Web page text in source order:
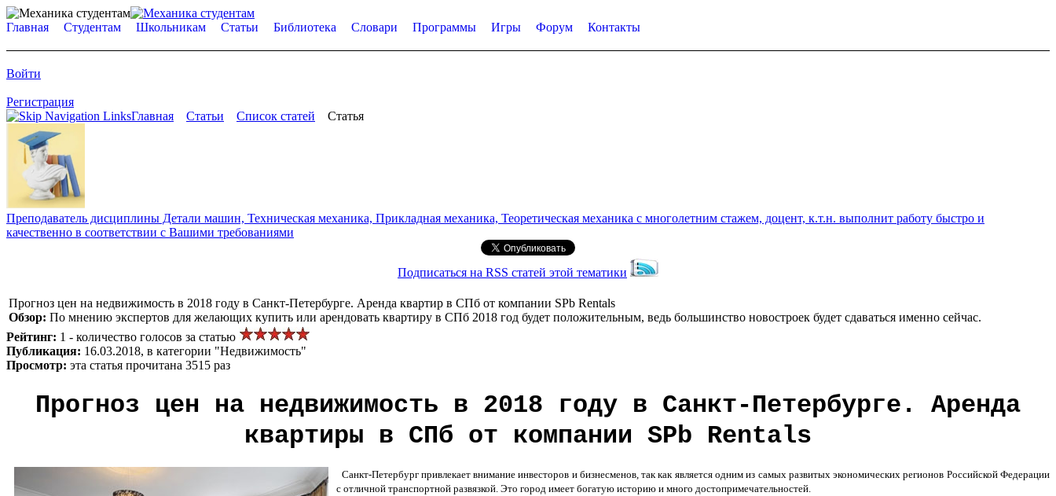
Главная Студентам Школьникам Статьи Библиотека Словари Программы Игры Форум Контакты
Войти
Регистрация
Главная
Статьи Список статей Статья
Преподаватель дисциплины Детали машин, Техническая механика, Прикладная механика, Теоретическая механика с многолетним стажем, доцент, к.т.н. выполнит работу быстро и
качественно в соответствии с Вашими требованиями
Подписаться на RSS статей этой тематики
Прогноз цен на недвижимость в 2018 году в Санкт-Петербурге. Аренда квартир в СПб от компании SPb Rentals
Обзор: По мнению экспертов для желающих купить или арендовать квартиру в СПб 2018 год будет положительным, ведь большинство новостроек будет сдаваться именно сейчас.
Рейтинг: 1 - количество голосов за статью
Публикация: 16.03.2018, в категории "Недвижимость"
Просмотр: эта статья прочитана 3515 раз
Прогноз цен на недвижимость в 2018 году в Санкт-Петербурге. Аренда
квартиры в СПб от компании SPb Rentals
Санкт-Петербург привлекает внимание инвесторов и бизнесменов, так как является одним из самых развитых экономических регионов Российской Федерации
с отличной транспортной развязкой. Это город имеет богатую историю и много достопримечательностей.